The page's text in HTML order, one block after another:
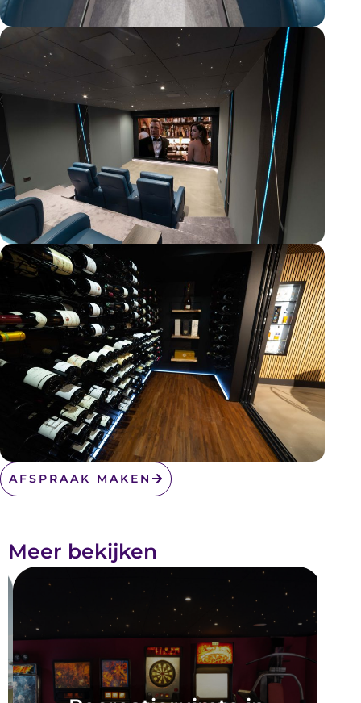
AFSPRAAK MAKEN
Meer bekijken